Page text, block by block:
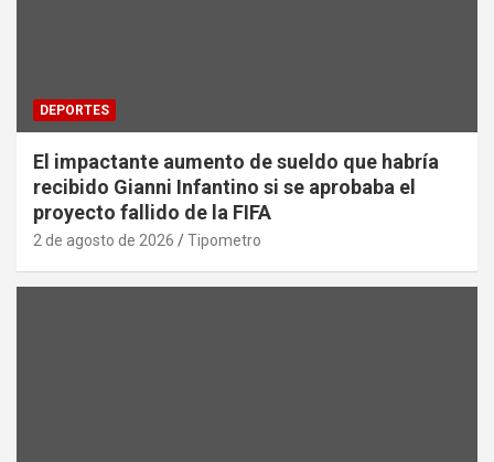
DEPORTES
El impactante aumento de sueldo que habría
recibido Gianni Infantino si se aprobaba el
proyecto fallido de la FIFA
2 de agosto de 2026 Tipometro